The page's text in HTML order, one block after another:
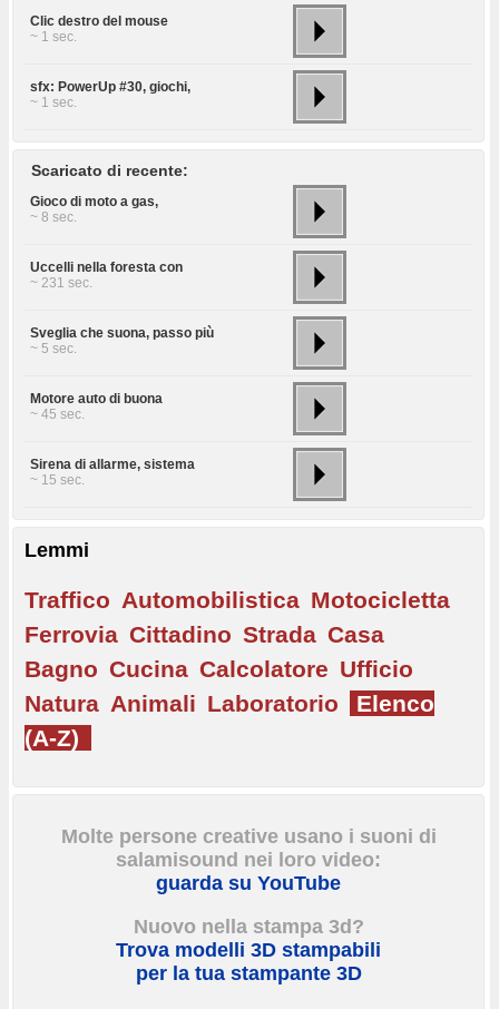
Clic destro del mouse
~ 1 sec.
sfx: PowerUp #30, giochi,
~ 1 sec.
Scaricato di recente:
Gioco di moto a gas,
~ 8 sec.
Uccelli nella foresta con
~ 231 sec.
Sveglia che suona, passo più
~ 5 sec.
Motore auto di buona
~ 45 sec.
Sirena di allarme, sistema
~ 15 sec.
Lemmi
Traffico Automobilistica Motocicletta
Ferrovia Cittadino Strada Casa
Bagno Cucina Calcolatore Ufficio
Natura Animali Laboratorio
Elenco
(A-Z)
Molte persone creative usano i suoni di
salamisound nei loro video:
guarda su YouTube
Nuovo nella stampa 3d?
Trova modelli 3D stampabili
per la tua stampante 3D